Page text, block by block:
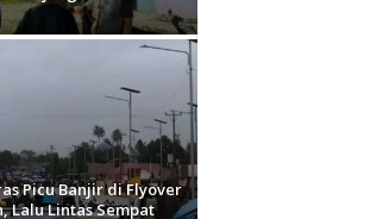
Picu Banjir di Flyover
Lalu Lintas Sempat